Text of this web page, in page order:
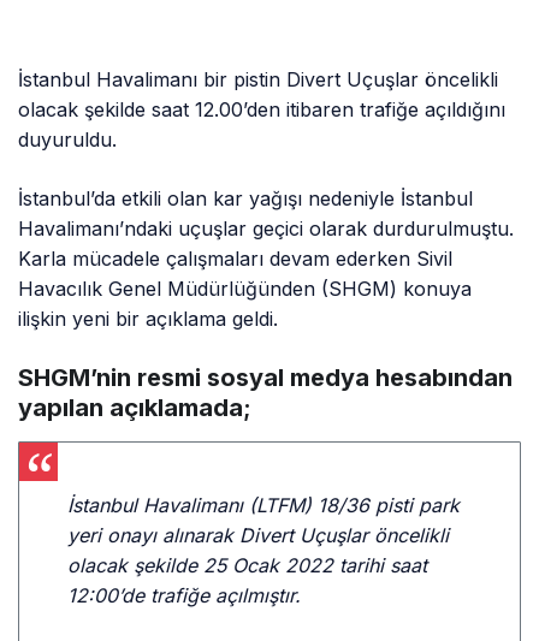
İstanbul Havalimanı bir pistin Divert Uçuşlar öncelikli
olacak şekilde saat 12.00’den itibaren trafiğe açıldığını
duyuruldu.
İstanbul’da etkili olan kar yağışı nedeniyle İstanbul
Havalimanı’ndaki uçuşlar geçici olarak durdurulmuştu.
Karla mücadele çalışmaları devam ederken Sivil
Havacılık Genel Müdürlüğünden (SHGM) konuya
ilişkin yeni bir açıklama geldi.
SHGM’nin resmi sosyal medya hesabından
yapılan açıklamada;
İstanbul Havalimanı (LTFM) 18/36 pisti park
yeri onayı alınarak Divert Uçuşlar öncelikli
olacak şekilde 25 Ocak 2022 tarihi saat
12:00’de trafiğe açılmıştır.